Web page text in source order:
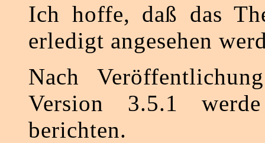
Ich hoffe, daß das
erledigt angesehen
Nach
Version 3.5.1
berichten.